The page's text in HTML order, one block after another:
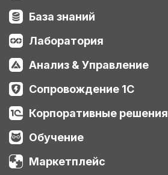
База знаний
Лаборатория
Анализ & Управление
Сопровождение 1С
Корпоративные решения
Обучение
Маркетплейс